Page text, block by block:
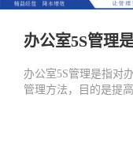
办公室5S管理
办公室5S管理是指对
管理方法，目的是提